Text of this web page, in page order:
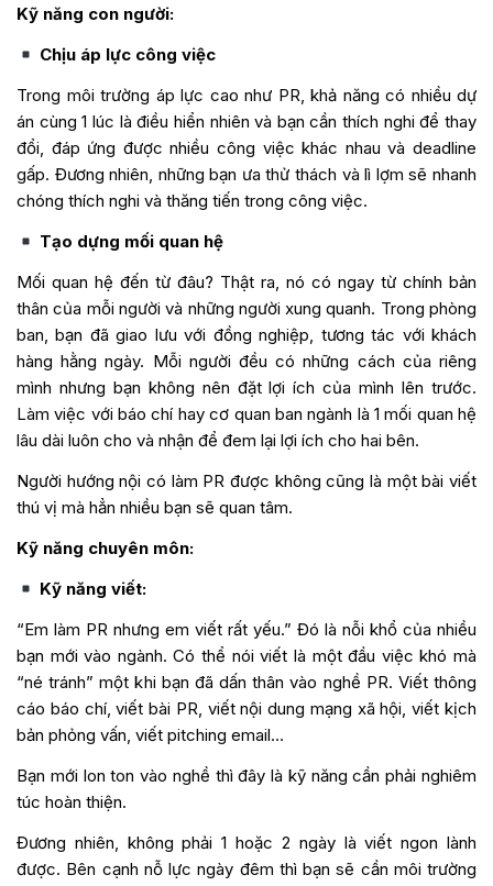
Kỹ năng con người:
Chịu áp lực công việc
Trong môi trường áp lực cao như PR, khả năng có nhiều dự
án cùng 1 lúc là điều hiển nhiên và bạn cần thích nghi để thay
đổi, đáp ứng được nhiều công việc khác nhau và deadline
gấp. Đương nhiên, những bạn ưa thử thách và lì lợm sẽ nhanh
chóng thích nghi và thăng tiến trong công việc.
Tạo dựng mối quan hệ
Mối quan hệ đến từ đâu? Thật ra, nó có ngay từ chính bản
thân của mỗi người và những người xung quanh. Trong phòng
ban, bạn đã giao lưu với đồng nghiệp, tương tác với khách
hàng hằng ngày. Mỗi người đều có những cách của riêng
mình nhưng bạn không nên đặt lợi ích của mình lên trước.
Làm việc với báo chí hay cơ quan ban ngành là 1 mối quan hệ
lâu dài luôn cho và nhận để đem lại lợi ích cho hai bên.
Người hướng nội có làm PR được không cũng là một bài viết
thú vị mà hẳn nhiều bạn sẽ quan tâm.
Kỹ năng chuyên môn:
Kỹ năng viết:
“Em làm PR nhưng em viết rất yếu.” Đó là nỗi khổ của nhiều
bạn mới vào ngành. Có thể nói viết là một đầu việc khó mà
“né tránh” một khi bạn đã dấn thân vào nghề PR. Viết thông
cáo báo chí, viết bài PR, viết nội dung mạng xã hội, viết kịch
bản phỏng vấn, viết pitching email…
Bạn mới lon ton vào nghề thì đây là kỹ năng cần phải nghiêm
túc hoàn thiện.
Đương nhiên, không phải 1 hoặc 2 ngày là viết ngon lành
được. Bên cạnh nỗ lực ngày đêm thì bạn sẽ cần môi trường